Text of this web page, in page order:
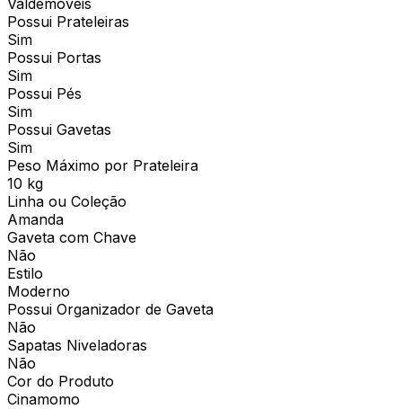
Possui Prateleiras
Sim
Possui Portas
Sim
Possui Pés
Sim
Possui Gavetas
Sim
Peso Máximo por Prateleira
10 kg
Linha ou Coleção
Amanda
Gaveta com Chave
Não
Estilo
Moderno
Possui Organizador de Gaveta
Não
Sapatas Niveladoras
Não
Cor do Produto
Cinamomo